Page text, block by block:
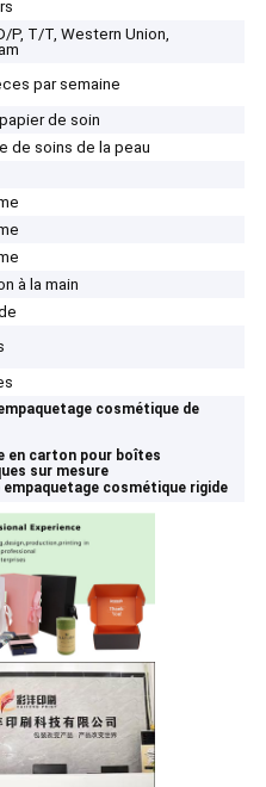
P, T/T, Western Union,
par semaine
de soin
de soins de la peau
à la main
cosmétique de
en carton pour boîtes
sur mesure
empaquetage cosmétique rigide